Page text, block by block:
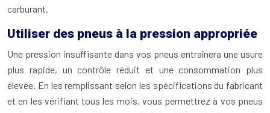
carburant.
Utiliser des pneus à la pression appropriée
Une pression insuffisante dans vos pneus entraînera une usure
plus rapide, un contrôle réduit et une consommation plus
élevée. En les remplissant selon les spécifications du fabricant
et en les vérifiant tous les mois, vous permettrez à vos pneus